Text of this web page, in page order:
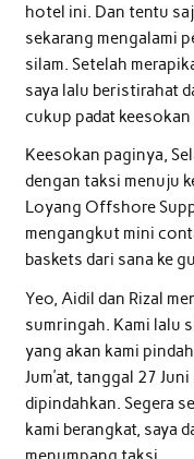
hotel ini. Dan tentu
sekarang mengalami
silam. Setelah
saya lalu beristirahat
cukup padat
Keesokan paginya,
dengan taksi menuju
Loyang Offshore
mengangkut mini
baskets dari sana ke
Yeo, Aidil dan Rizal
sumringah. Kami lalu
yang akan kami
Jum’at, tanggal 27
dipindahkan. Segera
kami berangkat, saya